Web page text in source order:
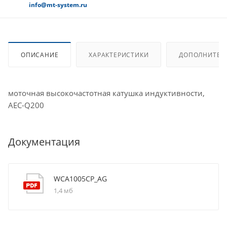
info@mt-system.ru
ОПИСАНИЕ ХАРАКТЕРИСТИКИ
моточная высокочастотная катушка индуктивности,
AEC-Q200
Документация
WCA1005CP_AG
1,4 мб